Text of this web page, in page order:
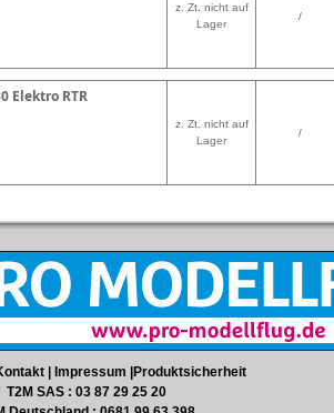
z. Zt. nicht auf
Lager
/
Elektro RTR
z. Zt. nicht auf
Lager
/
Impressum
Produktsicherheit
T2M SAS : 03 87 29 25 20